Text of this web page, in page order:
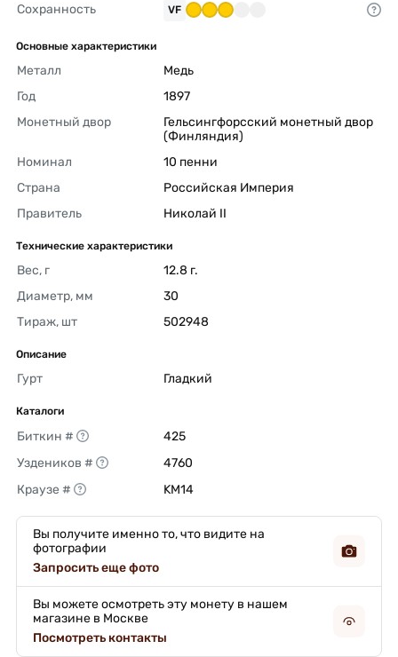
Сохранность VF
Основные характеристики
Металл
Медь
Год
1897
Монетный двор
Гельсингфорсский монетный двор
(Финляндия)
Номинал
10 пенни
Страна
Российская Империя
Правитель
Николай II
Технические характеристики
Вес, г
12.8 г.
Диаметр, мм
30
Тираж, шт
502948
Описание
Гурт Гладкий
Каталоги
Биткин #
425
Уздеников #
4760
Краузе #
KM14
Вы получите именно то, что видите на
фотографии
Запросить еще фото
Вы можете осмотреть эту монету в нашем
магазине в Москве
Посмотреть контакты